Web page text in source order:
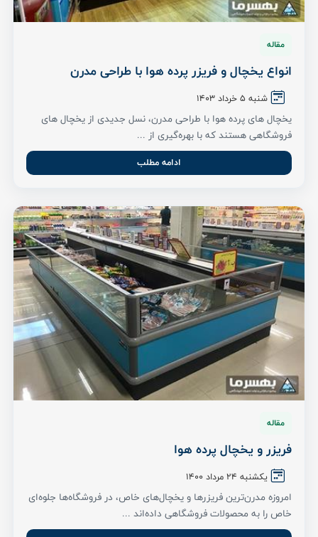
مقاله
انواع یخچال و فریزر پرده هوا با طراحی مدرن
شنبه 5 خرداد ۱۴۰3
یخچال های پرده هوا با طراحی مدرن، نسل جدیدی از یخچال های
فروشگاهی هستند که با بهره‌گیری از ...
ادامه مطلب
مقاله
فریزر و یخچال پرده هوا
یکشنبه ۲۴ مرداد ۱۴۰۰
امروزه مدرن‌ترین فریزرها و یخچال‌های خاص، در فروشگاه‌ها جلوه‌ای
خاص را به محصولات فروشگاهی داده‌اند ...